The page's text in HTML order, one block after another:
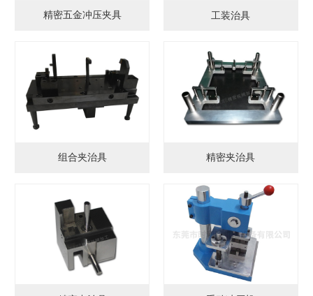
精密五金冲压夹具 工装治具
组合夹治具 精密夹治具